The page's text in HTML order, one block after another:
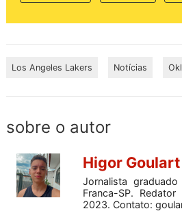
Los Angeles Lakers Notícias
sobre o autor
Higor Goulart
Jornalista
Franca-SP.
2023. Contato: